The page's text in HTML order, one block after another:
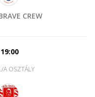
CREW
19:00
A OSZTÁLY